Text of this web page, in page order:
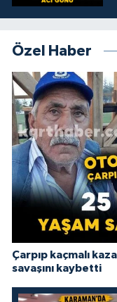
Özel Haber
Çarpıp kaçmalı
savaşını kaybetti